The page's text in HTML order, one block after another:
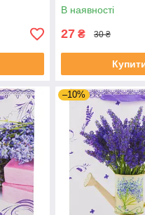
В наявності
27 ₴ 30 ₴
–10%